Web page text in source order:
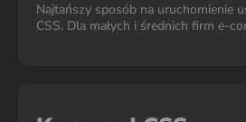
Najtańszy sposób na uruchomienie
CSS. Dla małych i średnich firm e-